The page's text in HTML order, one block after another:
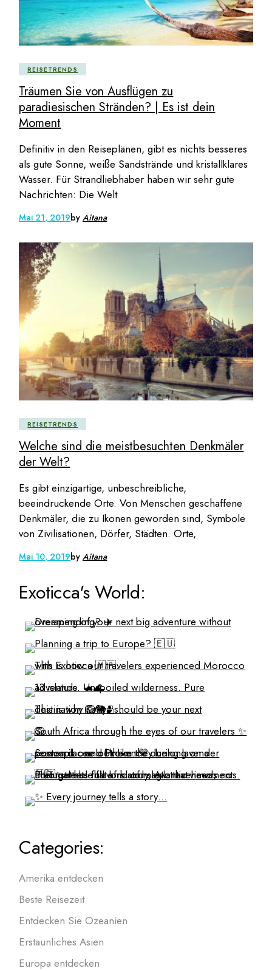
REISETRENDS
Träumen Sie von Ausflügen zu
paradiesischen Stränden? | Es ist dein
Moment
Definitiv in den Reiseplänen, gibt es nichts besseres
als gute Sonne, weiße Sandstrände und kristallklares
Wasser. Für Strandliebhaber haben wir sehr gute
Nachrichten: Die Welt
Mai 21, 2019byAitana
REISETRENDS
Welche sind die meistbesuchten Denkmäler
der Welt?
Es gibt einzigartige, unbeschreibliche,
beeindruckende Orte. Von Menschen geschaffene
Denkmäler, die zu Ikonen geworden sind, Symbole
von Zivilisationen, Dörfer, Städten. Orte,
Mai 10, 2019byAitana
Exoticca's World:
Categories:
Amerika entdecken
Beste Reisezeit
Entdecken Sie Ozeanien
Erstaunliches Asien
Europa entdecken